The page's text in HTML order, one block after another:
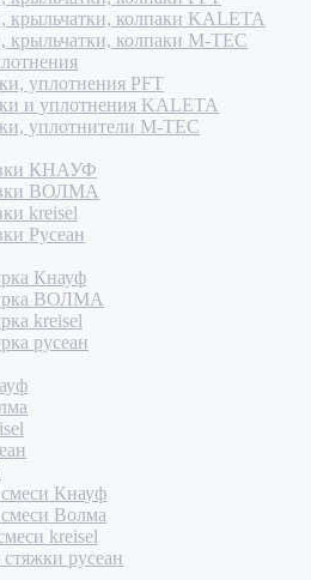
крыльчатки, колпаки KALETA
крыльчатки, колпаки M-TEC
уплотнения PFT
и уплотнения KALETA
уплотнители M-TEC
КНАУФ
ВОЛМА
kreisel
Русеан
Кнауф
ВОЛМА
kreisel
русеан
Кнауф
Волма
kreisel
русеан